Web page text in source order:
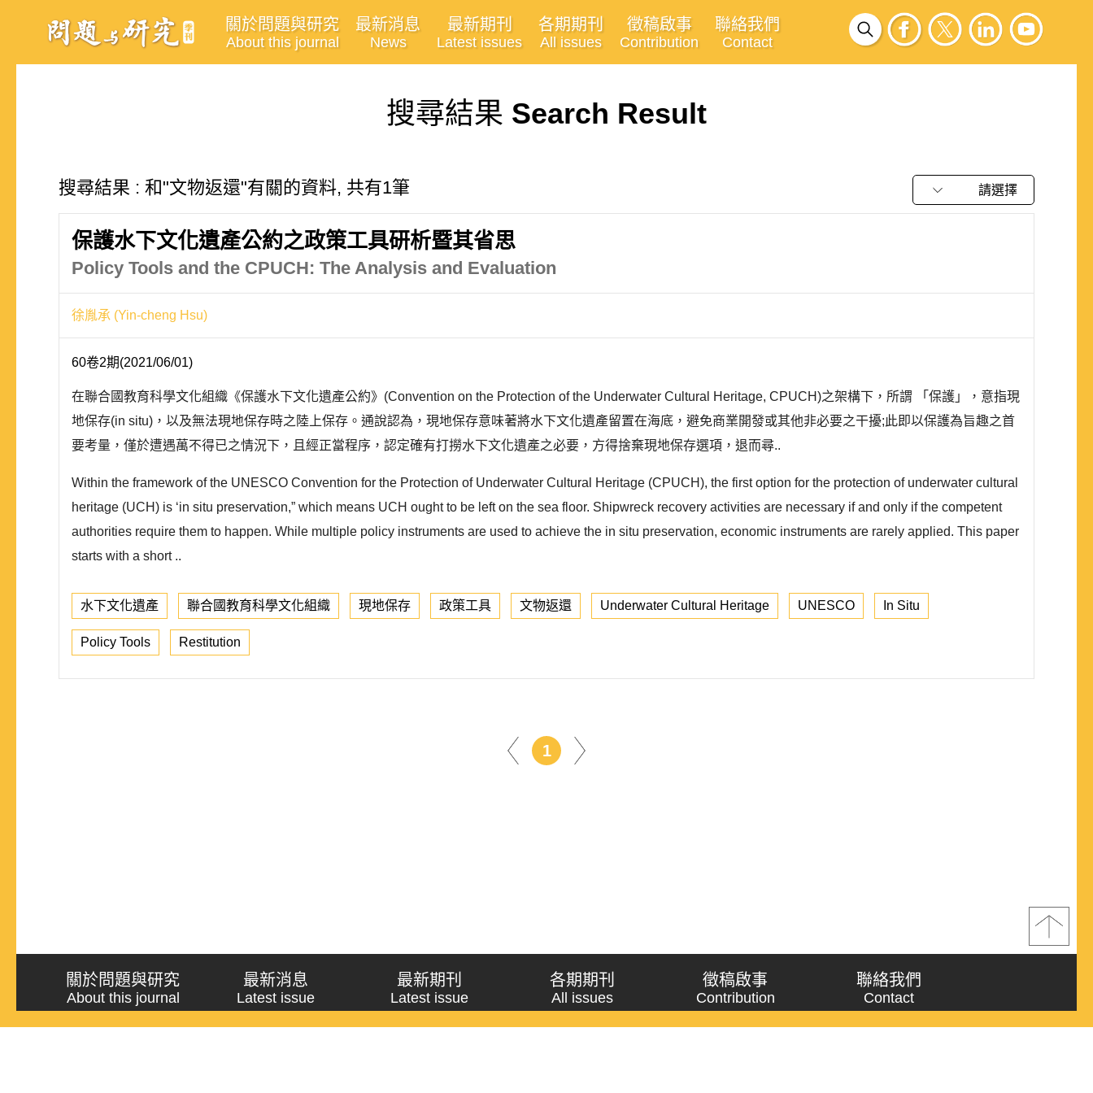
關於問題與研究
About this journal
最新消息
News
最新期刊
Latest issues
各期期刊
All issues
徵稿啟事
Contribution
聯絡我們
Contact
搜尋結果 Search Result
搜尋結果 : 和"文物返還"有關的資料, 共有1筆 請選擇
保護水下文化遺產公約之政策工具研析暨其省思
Policy Tools and the CPUCH: The Analysis and Evaluation
徐胤承 (Yin-cheng Hsu)
60卷2期(2021/06/01)
在聯合國教育科學文化組織《保護水下文化遺產公約》(Convention on the Protection of the Underwater Cultural Heritage, CPUCH)之架構下，所謂 「保護」，意指現
地保存(in situ)，以及無法現地保存時之陸上保存。通說認為，現地保存意味著將水下文化遺產留置在海底，避免商業開發或其他非必要之干擾;此即以保護為旨趣之首
要考量，僅於遭遇萬不得已之情況下，且經正當程序，認定確有打撈水下文化遺產之必要，方得捨棄現地保存選項，退而尋..
Within the framework of the UNESCO Convention for the Protection of Underwater Cultural Heritage (CPUCH), the first option for the protection of underwater cultural
heritage (UCH) is ‘in situ preservation,” which means UCH ought to be left on the sea floor. Shipwreck recovery activities are necessary if and only if the competent
authorities require them to happen. While multiple policy instruments are used to achieve the in situ preservation, economic instruments are rarely applied. This paper
starts with a short ..
水下文化遺產 聯合國教育科學文化組織 現地保存 政策工具 文物返還 Underwater Cultural Heritage UNESCO In Situ
Policy Tools Restitution
1
關於問題與研究
About this journal
最新消息
Latest issue
最新期刊
Latest issue
各期期刊
All issues
徵稿啟事
Contribution
聯絡我們
Contact